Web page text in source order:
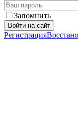
Запомнить
Войти на сайт
Регистрация